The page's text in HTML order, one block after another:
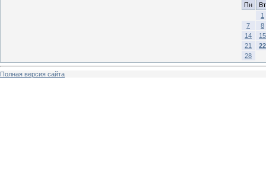
Пн
Вт
1
7
8
14
15
21
22
28
Полная версия сайта